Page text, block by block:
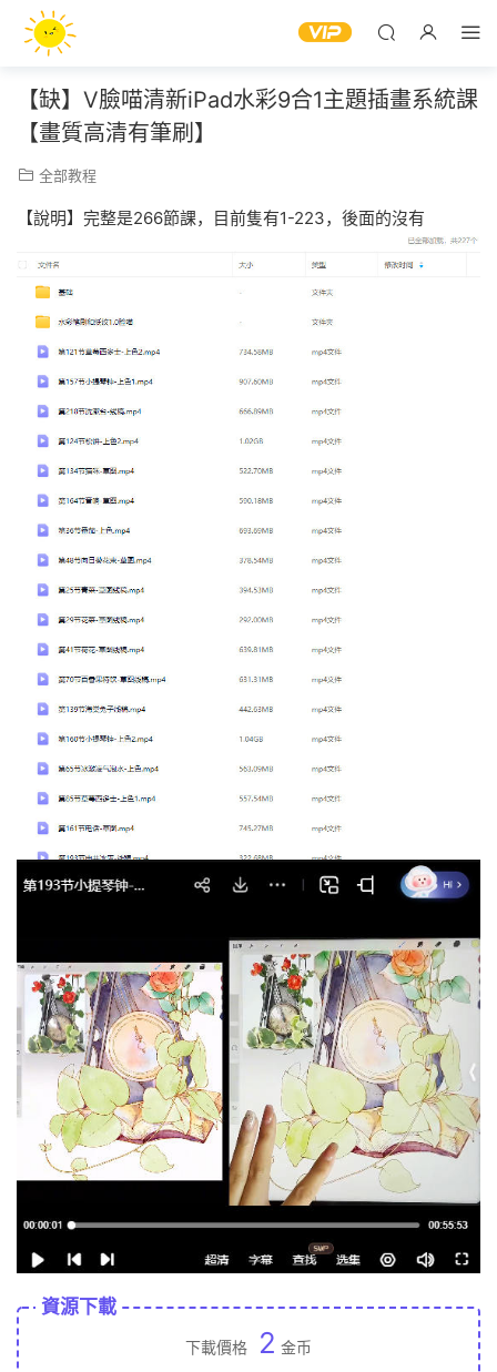
【缺】V臉喵清新iPad水彩9合1主題插畫系統課
【畫質高清有筆刷】
全部教程
【說明】完整是266節課，目前隻有1-223，後面的沒有
資源下載
下載價格 2 金币